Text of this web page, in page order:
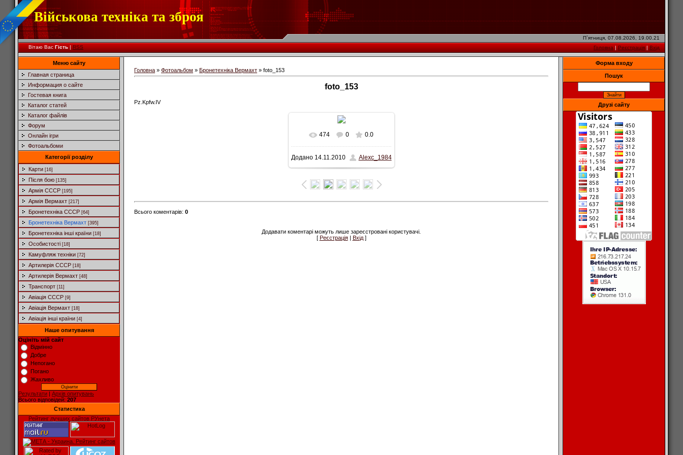
Військова техніка та зброя
П`ятниця, 07.08.2026, 19.00.21
Вітаю Вас Гість|RSS Головна|Реєстрація|Вхід
Меню сайту
Главная страница
Информация о сайте
Гостевая книга
Каталог статей
Каталог файлів
Форум
Онлайн ігри
Фотоальбоми
Категорії розділу
Карти [16]
Після бою [135]
Армія СССР [195]
Армія Вермахт [217]
Бронетехніка СССР [64]
Бронетехніка Вермахт [395]
Бронетехніка інші країни [18]
Особистості [18]
Камуфляж техніки [72]
Артилерія СССР [18]
Артилерія Вермахт [48]
Транспорт [11]
Авіація СССР [9]
Авіація Вермахт [18]
Авіація інші країни [4]
Наше опитування
Оцініть мій сайт
Відмінно
Добре
Непогано
Погано
Жахливо
Результати | Архів опитувань
Всього відповідей: 207
Статистика
Рейтинг лучших сайтов РУнета
Головна » Фотоальбом » Бронетехніка Вермахт » foto_153
foto_153
Pz.Kpfw.IV
У реальному розмірі
399x550/ 55.4Kb
474 0 0.0
Додано14.11.2010 Alexc_1984
Всього коментарів: 0
Додавати коментарі можуть лише зареєстровані користувачі.
[ Реєстрація| Вхід]
Форма входу
Пошук
Друзі сайту